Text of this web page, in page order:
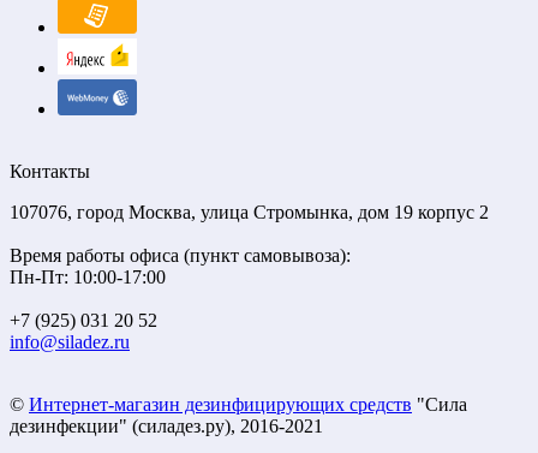
Контакты
107076, город Москва, улица Стромынка, дом 19 корпус 2
Время работы офиса (пункт самовывоза):
Пн-Пт: 10:00-17:00
+7 (925) 031 20 52
info@siladez.ru
© Интернет-магазин дезинфицирующих средств "Сила
дезинфекции" (силадез.ру), 2016-2021